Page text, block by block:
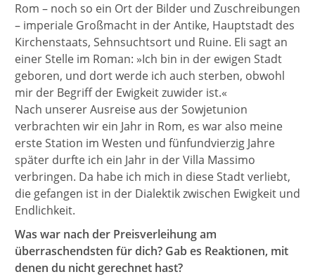
Rom – noch so ein Ort der Bilder und Zuschreibungen
– imperiale Großmacht in der Antike, Hauptstadt des
Kirchenstaats, Sehnsuchtsort und Ruine. Eli sagt an
einer Stelle im Roman: »Ich bin in der ewigen Stadt
geboren, und dort werde ich auch sterben, obwohl
mir der Begriff der Ewigkeit zuwider ist.«
Nach unserer Ausreise aus der Sowjetunion
verbrachten wir ein Jahr in Rom, es war also meine
erste Station im Westen und fünfundvierzig Jahre
später durfte ich ein Jahr in der Villa Massimo
verbringen. Da habe ich mich in diese Stadt verliebt,
die gefangen ist in der Dialektik zwischen Ewigkeit und
Endlichkeit.
Was war nach der Preisverleihung am
überraschendsten für dich? Gab es Reaktionen, mit
denen du nicht gerechnet hast?